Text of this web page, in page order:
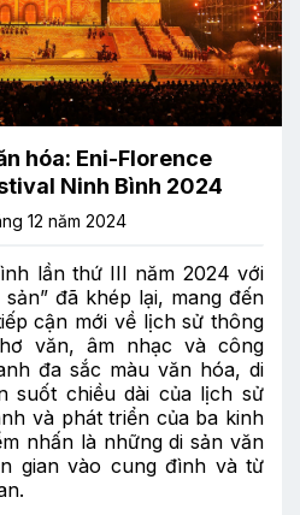
hóa: Eni-Florence
Ninh Bình 2024
12 năm 2024
lần thứ III năm 2024 với
đã khép lại, mang đến
cận mới về lịch sử thông
văn, âm nhạc và công
đa sắc màu văn hóa, di
suốt chiều dài của lịch sử
và phát triển của ba kinh
nhấn là những di sản văn
gian vào cung đình và từ